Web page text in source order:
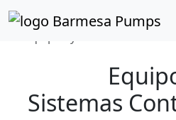
Inicio
Catálogo de Productos
Sistemas